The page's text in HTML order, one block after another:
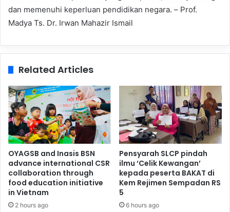
dan memenuhi keperluan pendidikan negara. – Prof.
Madya Ts. Dr. Irwan Mahazir Ismail
Related Articles
OYAGSB and Inasis BSN
advance international CSR
collaboration through
food education initiative
in Vietnam
2 hours ago
Pensyarah SLCP pindah
ilmu ‘Celik Kewangan’
kepada peserta BAKAT di
Kem Rejimen Sempadan RS
5
6 hours ago